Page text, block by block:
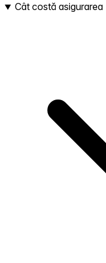
Cât costă asigurarea